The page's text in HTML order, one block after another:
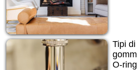
Tipi
O-